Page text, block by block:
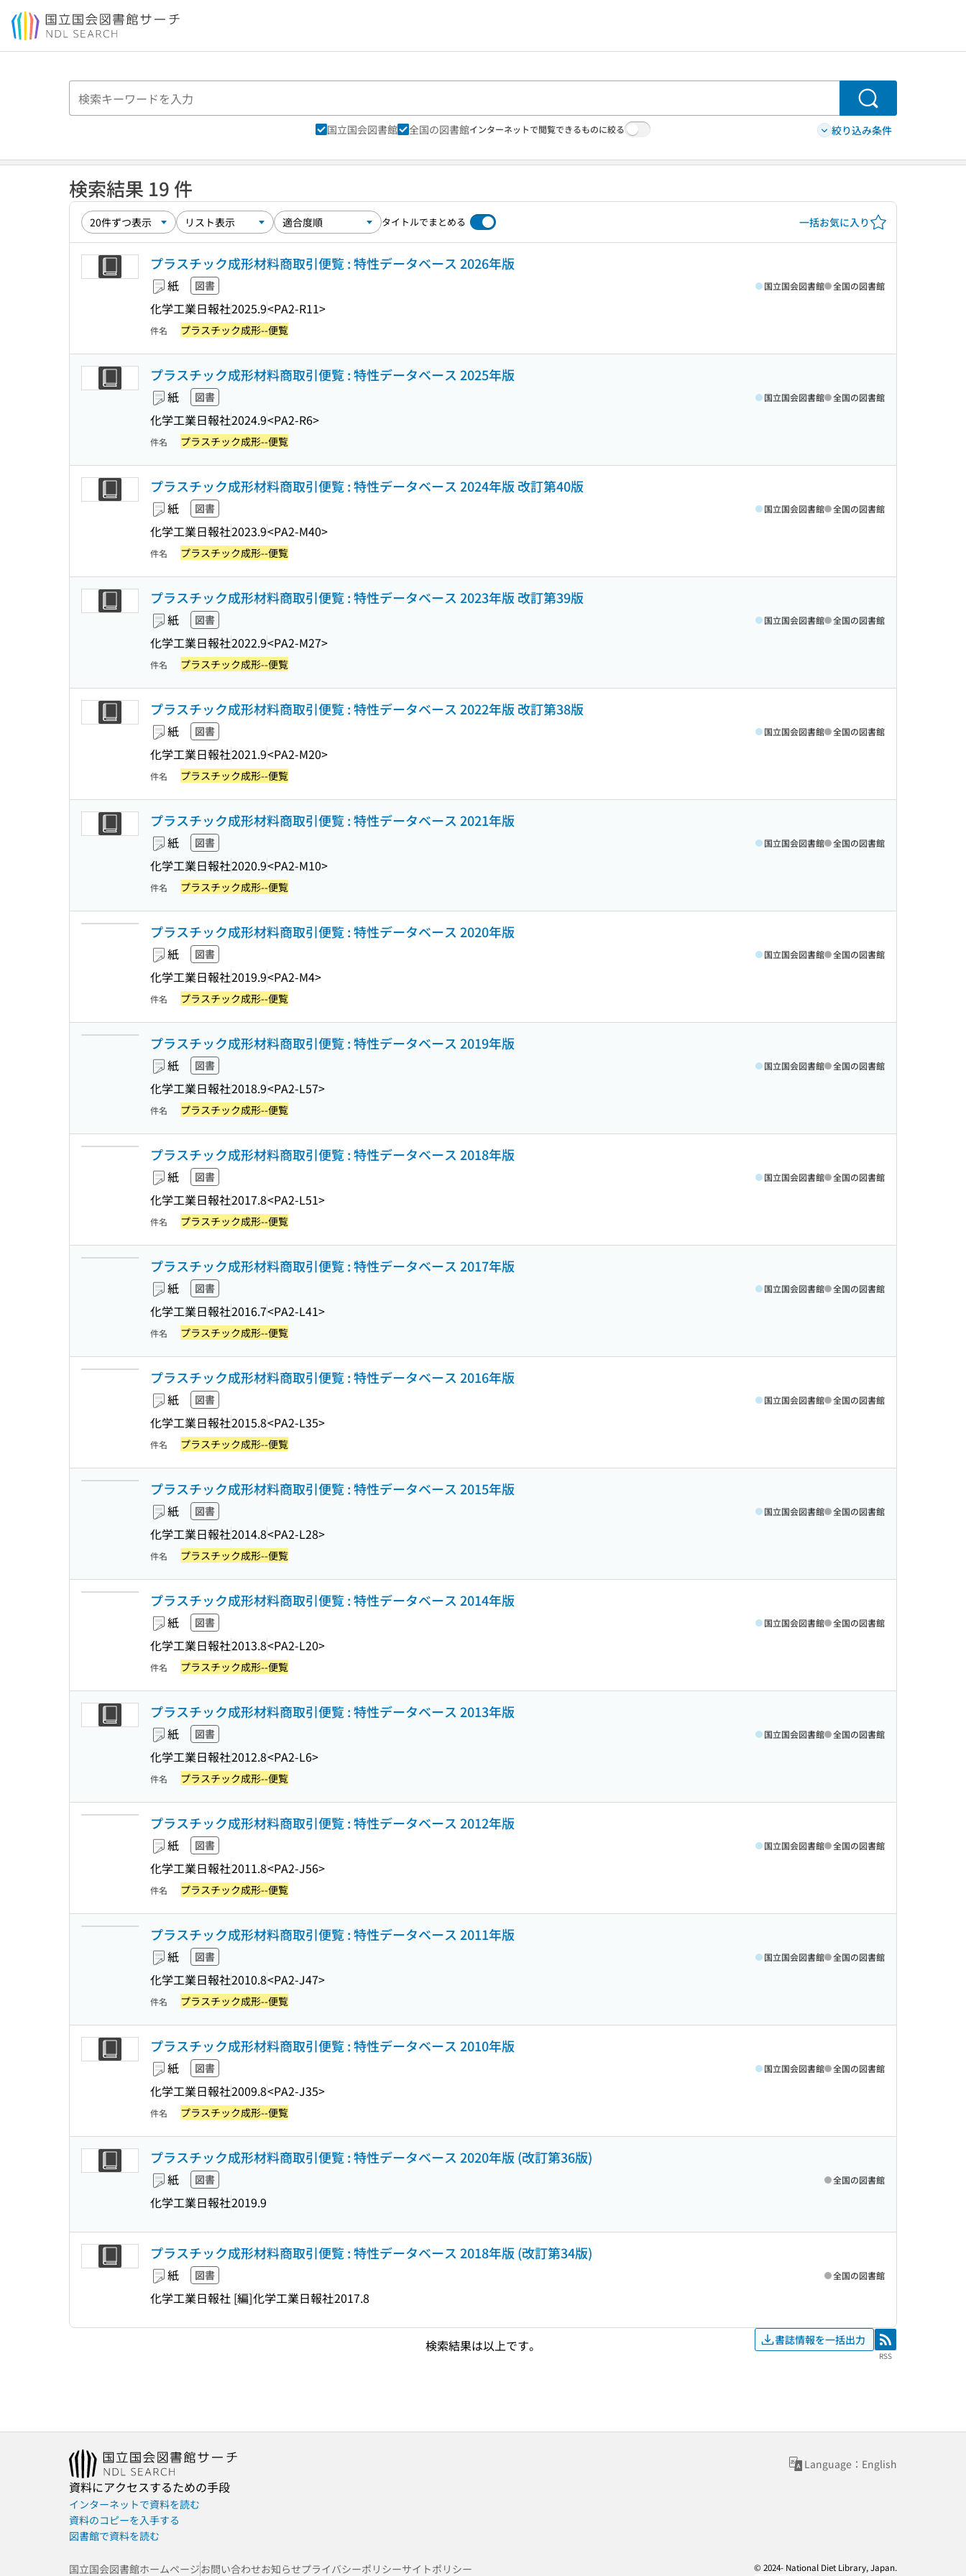
本文へ移動
検索
国立国会図書館 全国の図書館インターネットで閲覧できるものに絞る 絞り込み条件
検索結果 19 件
タイトルでまとめる 一括お気に入り
プラスチック成形材料商取引便覧 : 特性データベース 2026年版
紙 図書
化学工業日報社2025.9<PA2-R11>
国立国会図書館 全国の図書館
件名 プラスチック成形--便覧
プラスチック成形材料商取引便覧 : 特性データベース 2025年版
紙 図書
化学工業日報社2024.9<PA2-R6>
国立国会図書館 全国の図書館
件名 プラスチック成形--便覧
プラスチック成形材料商取引便覧 : 特性データベース 2024年版 改訂第40版
紙 図書
化学工業日報社2023.9<PA2-M40>
国立国会図書館 全国の図書館
件名 プラスチック成形--便覧
プラスチック成形材料商取引便覧 : 特性データベース 2023年版 改訂第39版
紙 図書
化学工業日報社2022.9<PA2-M27>
国立国会図書館 全国の図書館
件名 プラスチック成形--便覧
プラスチック成形材料商取引便覧 : 特性データベース 2022年版 改訂第38版
紙 図書
化学工業日報社2021.9<PA2-M20>
国立国会図書館 全国の図書館
件名 プラスチック成形--便覧
プラスチック成形材料商取引便覧 : 特性データベース 2021年版
紙 図書
化学工業日報社2020.9<PA2-M10>
国立国会図書館 全国の図書館
件名 プラスチック成形--便覧
プラスチック成形材料商取引便覧 : 特性データベース 2020年版
紙 図書
化学工業日報社2019.9<PA2-M4>
国立国会図書館 全国の図書館
件名 プラスチック成形--便覧
プラスチック成形材料商取引便覧 : 特性データベース 2019年版
紙 図書
化学工業日報社2018.9<PA2-L57>
国立国会図書館 全国の図書館
件名 プラスチック成形--便覧
プラスチック成形材料商取引便覧 : 特性データベース 2018年版
紙 図書
化学工業日報社2017.8<PA2-L51>
国立国会図書館 全国の図書館
件名 プラスチック成形--便覧
プラスチック成形材料商取引便覧 : 特性データベース 2017年版
紙 図書
化学工業日報社2016.7<PA2-L41>
国立国会図書館 全国の図書館
件名 プラスチック成形--便覧
プラスチック成形材料商取引便覧 : 特性データベース 2016年版
紙 図書
化学工業日報社2015.8<PA2-L35>
国立国会図書館 全国の図書館
件名 プラスチック成形--便覧
プラスチック成形材料商取引便覧 : 特性データベース 2015年版
紙 図書
化学工業日報社2014.8<PA2-L28>
国立国会図書館 全国の図書館
件名 プラスチック成形--便覧
プラスチック成形材料商取引便覧 : 特性データベース 2014年版
紙 図書
化学工業日報社2013.8<PA2-L20>
国立国会図書館 全国の図書館
件名 プラスチック成形--便覧
プラスチック成形材料商取引便覧 : 特性データベース 2013年版
紙 図書
化学工業日報社2012.8<PA2-L6>
国立国会図書館 全国の図書館
件名 プラスチック成形--便覧
プラスチック成形材料商取引便覧 : 特性データベース 2012年版
紙 図書
化学工業日報社2011.8<PA2-J56>
国立国会図書館 全国の図書館
件名 プラスチック成形--便覧
プラスチック成形材料商取引便覧 : 特性データベース 2011年版
紙 図書
化学工業日報社2010.8<PA2-J47>
国立国会図書館 全国の図書館
件名 プラスチック成形--便覧
プラスチック成形材料商取引便覧 : 特性データベース 2010年版
紙 図書
化学工業日報社2009.8<PA2-J35>
国立国会図書館 全国の図書館
件名 プラスチック成形--便覧
プラスチック成形材料商取引便覧 : 特性データベース 2020年版 (改訂第36版)
紙 図書
化学工業日報社2019.9
全国の図書館
プラスチック成形材料商取引便覧 : 特性データベース 2018年版 (改訂第34版)
紙 図書
化学工業日報社 [編]化学工業日報社2017.8
全国の図書館
検索結果は以上です。 書誌情報を一括出力 RSS
RSS
Language：English
資料にアクセスするための手段
インターネットで資料を読む
資料のコピーを入手する
図書館で資料を読む
国立国会図書館ホームページお問い合わせお知らせプライバシーポリシーサイトポリシー © 2024- National Diet Library, Japan.